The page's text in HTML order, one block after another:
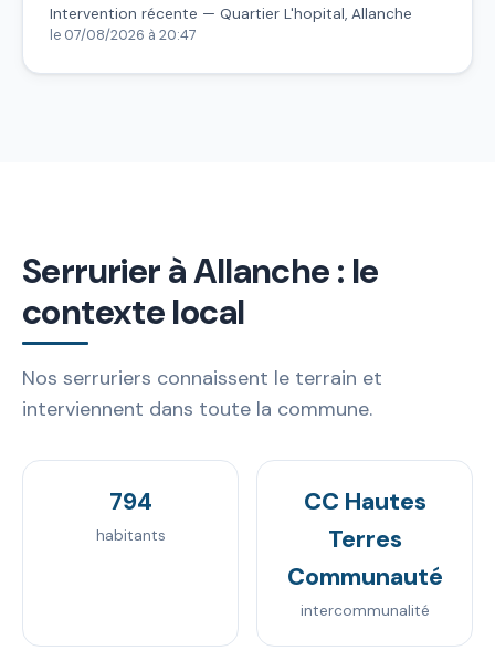
Intervention récente — Quartier L'hopital, Allanche
le 07/08/2026 à 20:47
Serrurier à Allanche : le
contexte local
Nos serruriers connaissent le terrain et
interviennent dans toute la commune.
794
habitants
CC Hautes
Terres
Communauté
intercommunalité